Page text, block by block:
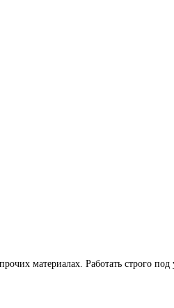
материалах. Работать строго